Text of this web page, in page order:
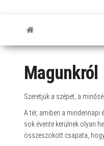
Magunkról
Szeretjük a szépet, a
A tér, amiben a mindennapi
sok évente kerülnek olyan
összeszokott csapata,